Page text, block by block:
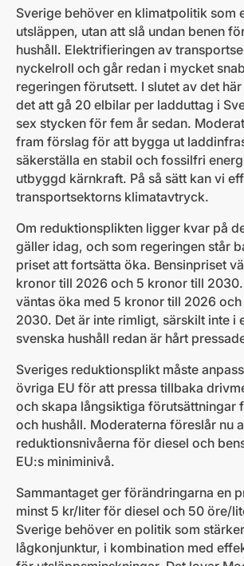
Sverige behöver en klimatpolitik som
utsläppen, utan att slå undan benen
hushåll. Elektrifieringen av
nyckelroll och går redan i mycket
regeringen förutsett. I slutet av det
det att gå 20 elbilar per ladduttag i
sex stycken för fem år sedan.
fram förslag för att bygga ut
säkerställa en stabil och fossilfri
utbyggd kärnkraft. På så sätt kan vi
transportsektorns klimatavtryck.
Om reduktionsplikten ligger kvar på
gäller idag, och som regeringen står
priset att fortsätta öka. Bensinpriset
kronor till 2026 och 5 kronor till
väntas öka med 5 kronor till 2026
2030. Det är inte rimligt, särskilt inte i
svenska hushåll redan är hårt
Sveriges reduktionsplikt måste
övriga EU för att pressa tillbaka
och skapa långsiktiga förutsättningar
och hushåll. Moderaterna föreslår nu
reduktionsnivåerna för diesel och
EU:s miniminivå.
Sammantaget ger förändringarna en
minst 5 kr/liter för diesel och 50 öre/
Sverige behöver en politik som
lågkonjunktur, i kombination med